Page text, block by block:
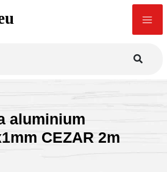
aluminium
CEZAR 2m